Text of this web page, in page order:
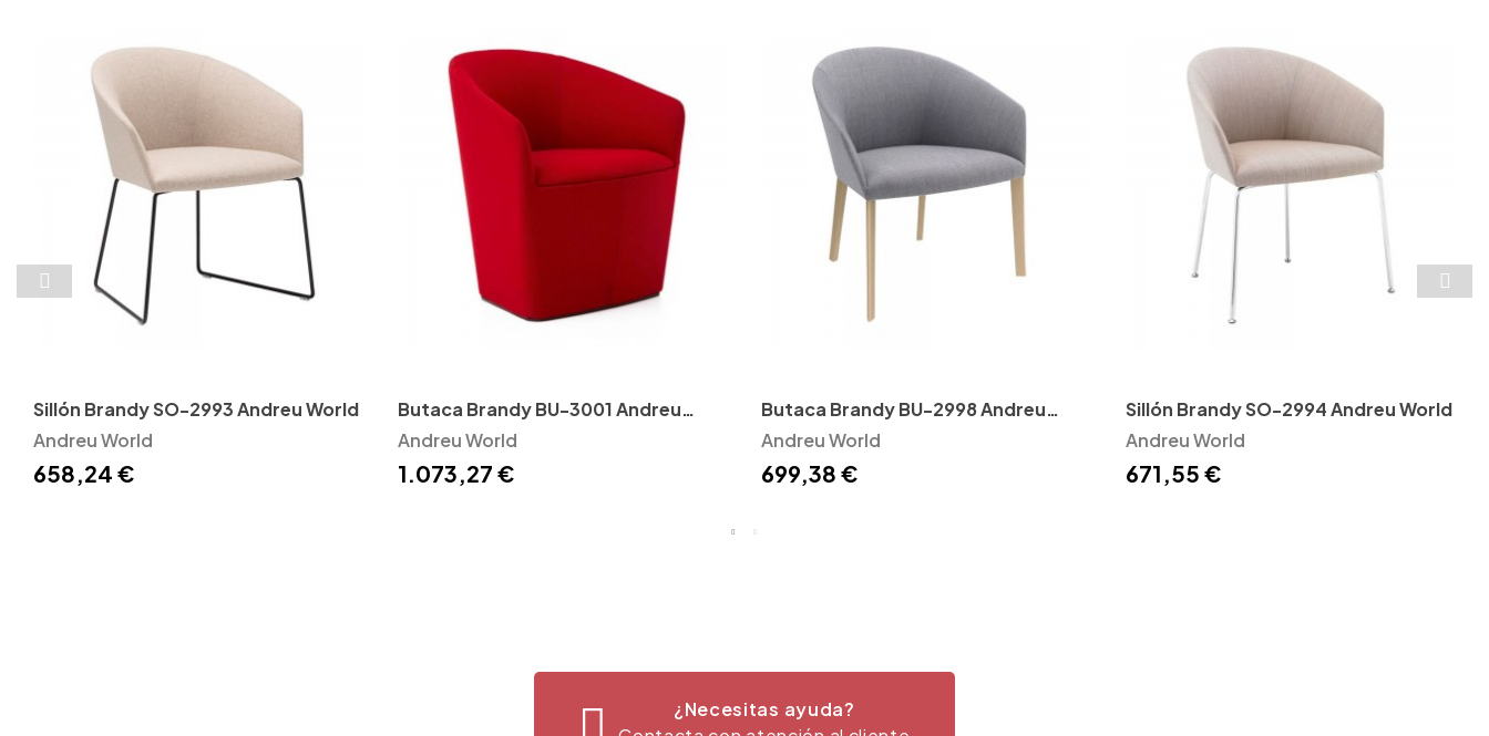
Sillón Brandy SO-2993 Andreu World
Andreu World
658,24 €
Butaca Brandy BU-3001 Andreu
World
Andreu World
1.073,27 €
Butaca Brandy BU-2998 Andreu
World
Andreu World
699,38 €
Sillón Brandy SO-2994 Andreu World
Andreu World
671,55 €
¿Necesitas ayuda?